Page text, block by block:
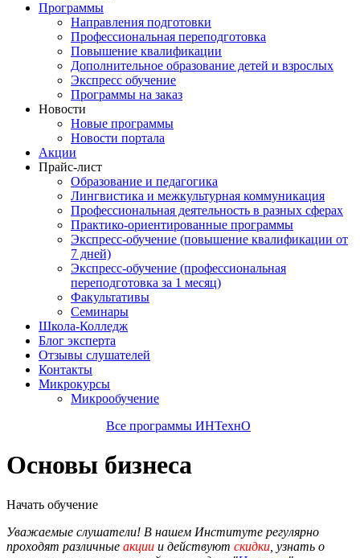
Программы
Направления подготовки
Профессиональная переподготовка
Повышение квалификации
Дополнительное образование детей и взрослых
Экспресс обучение
Программы на заказ
Новости
Новые программы
Новости портала
Акции
Прайс-лист
Образование и педагогика
Лингвистика и межкультурная коммуникация
Профессиональная деятельность в разных сферах
Практико-ориентированные программы
Экспресс-обучение (повышение квалификации от
7 дней)
Экспресс-обучение (профессиональная
переподготовка за 1 месяц)
Факультативы
Семинары
Школа-Колледж
Блог эксперта
Отзывы слушателей
Контакты
Микрокурсы
Микрообучение
Все программы ИНТехнО
Основы бизнеса
Начать обучение
Уважаемые слушатели! В нашем Институте регулярно
проходят различные акции и действуют скидки , узнать о